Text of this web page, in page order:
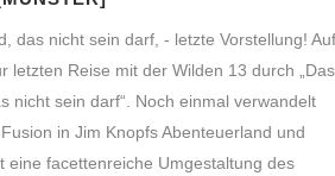
das nicht sein darf, - letzte Vorstellung! Auf
letzten Reise mit der Wilden 13 durch „Das
nicht sein darf“. Noch einmal verwandelt
in Jim Knopfs Abenteuerland und
eine facettenreiche Umgestaltung des